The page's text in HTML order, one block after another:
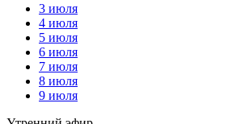
3 июля
4 июля
5 июля
6 июля
7 июля
8 июля
9 июля